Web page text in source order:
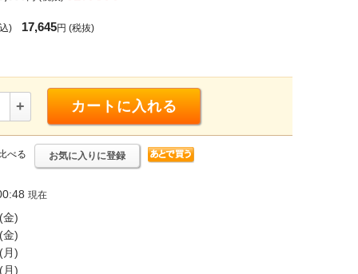
) 17,645円 (税抜)
+ カートに入れる
べる お気に入りに登録
現在
(金)
(金)
(月)
(月)